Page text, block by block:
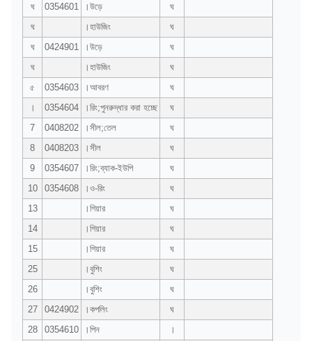
ঘ
0354601 ।উড়ে
ঘ
ঘ
।হাউজিং
ঘ
ঘ
0424901 ।উড়ে
ঘ
ঘ
।হাউজিং
ঘ
৫
0354603 ।আবরণ
ঘ
।
0354604 ।রিং;পুনরুদ্ধার করা হচ্ছে
ঘ
7
0408202 ।সীল;তেল
ঘ
8
0408203 ।সীল
ঘ
9
0354607 ।রিং;ব্যাক-ইউপি
ঘ
10
0354608 ।ও-রিং
ঘ
13
।গিয়ার
ঘ
14
।গিয়ার
ঘ
15
।গিয়ার
ঘ
25
।বুশিং
ঘ
26
।বুশিং
ঘ
27
0424902 ।কপলিং
ঘ
28
0354610 ।পিন
।